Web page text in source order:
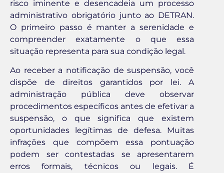
risco iminente e desencadeia um processo
administrativo obrigatório junto ao DETRAN.
O primeiro passo é manter a serenidade e
compreender exatamente o que essa
situação representa para sua condição legal.
Ao receber a notificação de suspensão, você
dispõe de direitos garantidos por lei. A
administração pública deve observar
procedimentos específicos antes de efetivar a
suspensão, o que significa que existem
oportunidades legítimas de defesa. Muitas
infrações que compõem essa pontuação
podem ser contestadas se apresentarem
erros formais, técnicos ou legais. É